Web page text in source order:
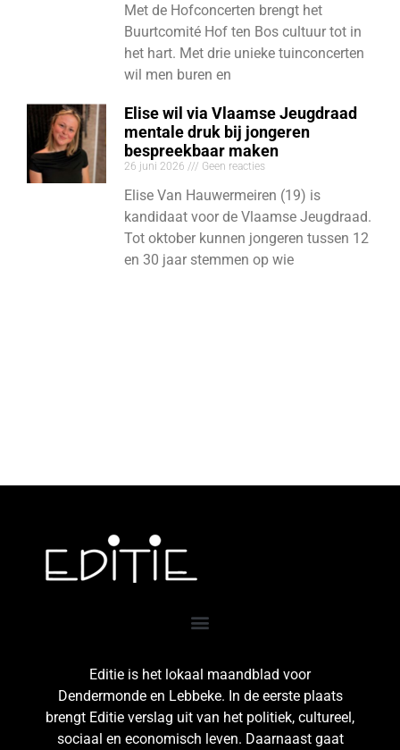
Met de Hofconcerten brengt het
Buurtcomité Hof ten Bos cultuur tot in
het hart. Met drie unieke tuinconcerten
wil men buren en
Elise wil via Vlaamse Jeugdraad
mentale druk bij jongeren
bespreekbaar maken
26 juni 2026 Geen reacties
Elise Van Hauwermeiren (19) is
kandidaat voor de Vlaamse Jeugdraad.
Tot oktober kunnen jongeren tussen 12
en 30 jaar stemmen op wie
Editie is het lokaal maandblad voor
Dendermonde en Lebbeke. In de eerste plaats
brengt Editie verslag uit van het politiek, cultureel,
sociaal en economisch leven. Daarnaast gaat